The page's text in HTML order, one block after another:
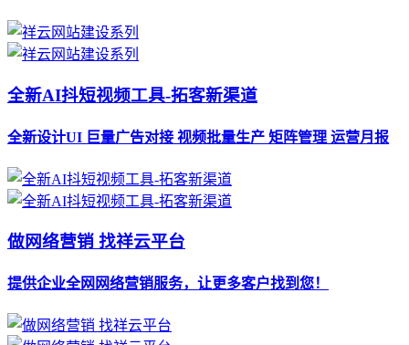
全新AI抖短视频工具-拓客新渠道
全新设计UI 巨量广告对接 视频批量生产 矩阵管理 运营月报
做网络营销 找祥云平台
提供企业全网网络营销服务，让更多客户找到您！